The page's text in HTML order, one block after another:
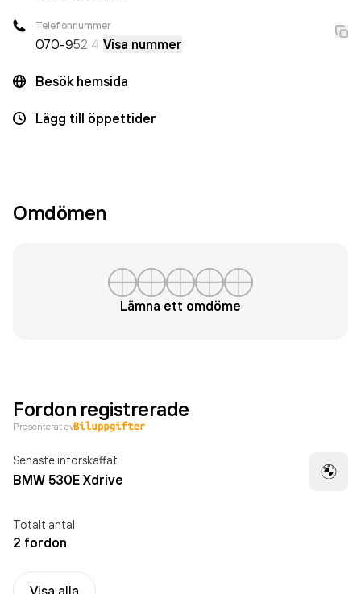
Telefonnummer
070-952 41 Visa nummer
Besök hemsida
Lägg till öppettider
Omdömen
Lämna ett omdöme
Fordon registrerade
Presenterat av
Senaste införskaffat
BMW 530E Xdrive
Totalt antal
2 fordon
Visa alla